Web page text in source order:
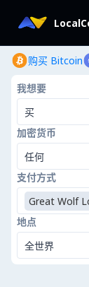
购买 Bitcoin
我想要
买
加密货币
任何
支付方式
Great Wolf
地点
全世界